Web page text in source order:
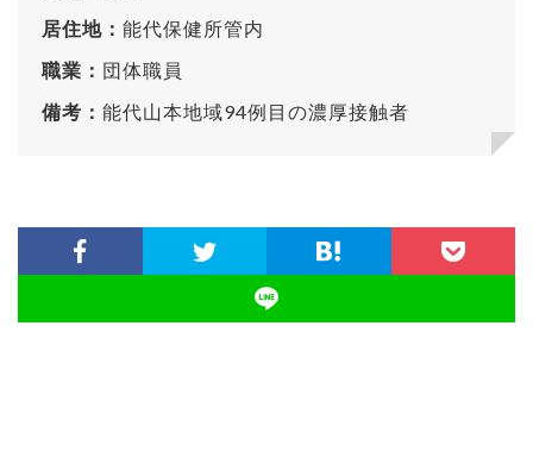
居住地： 能代保健所管内
職業： 団体職員
備考： 能代山本地域94例目の濃厚接触者